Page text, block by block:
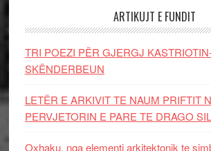
ARTIKUJT E FUNDIT
TRI POEZI PËR GJERGJ
SKËNDERBEUN
LETËR E ARKIVIT TE NAUM PRIFTIT
PERVJETORIN E PARE TE DRAGO
Oxhaku, nga elementi arkitektonik te